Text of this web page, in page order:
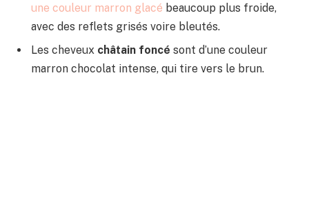
une couleur marron glacé beaucoup plus froide,
avec des reflets grisés voire bleutés.
Les cheveux châtain foncé sont d’une couleur
marron chocolat intense, qui tire vers le brun.